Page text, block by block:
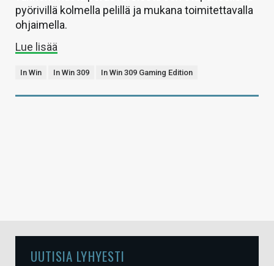
pyörivillä kolmella pelillä ja mukana toimitettavalla
ohjaimella.
Lue lisää
In Win In Win 309 In Win 309 Gaming Edition
UUTISIA LYHYESTI